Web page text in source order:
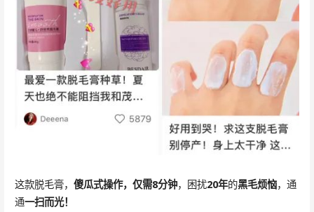
这款脱毛膏， 傻瓜式操作，仅需8分钟，困扰20年的黑毛烦恼，通
通一扫而光！